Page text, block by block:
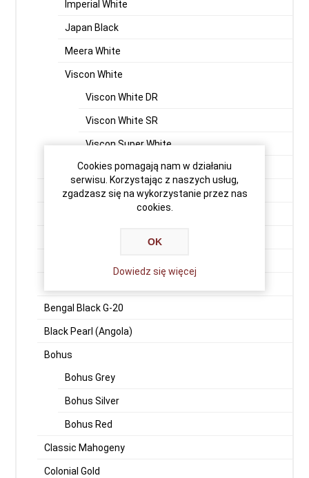
Imperial White
Japan Black
Meera White
Viscon White
Viscon White DR
Viscon White SR
Viscon Super White
Vizag Blue (Vergin Rock - Orion)
Premium Black
Bengal Black G-20
Black Pearl (Angola)
Bohus
Bohus Grey
Bohus Silver
Bohus Red
Classic Mahogeny
Colonial Gold
Cookies pomagają nam w działaniu
serwisu. Korzystając z naszych usług,
zgadzasz się na wykorzystanie przez nas
cookies.
OK
Dowiedz się więcej